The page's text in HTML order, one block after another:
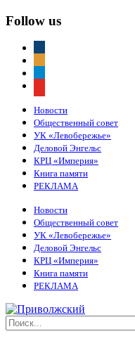
Follow us
Новости
Общественный совет
УК «Левобережье»
Деловой Энгельс
КРЦ «Империя»
Книга памяти
РЕКЛАМА
Новости
Общественный совет
УК «Левобережье»
Деловой Энгельс
КРЦ «Империя»
Книга памяти
РЕКЛАМА